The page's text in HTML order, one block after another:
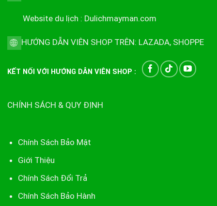
Website du lịch : Dulichmayman.com
HƯỚNG DẪN VIÊN SHOP TRÊN: LAZADA, SHOPPE
KẾT NỐI VỚI HƯỚNG DẪN VIÊN SHOP :
CHÍNH SÁCH & QUY ĐỊNH
Chính Sách Bảo Mật
Giới Thiệu
Chính Sách Đổi Trả
Chính Sách Bảo Hành